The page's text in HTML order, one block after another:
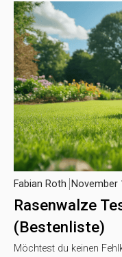
Rasenwalze
(Bestenliste)
Fabian Roth November
Möchtest du keinen